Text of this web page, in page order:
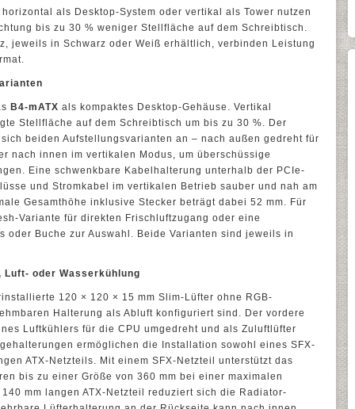
als Desktop-System oder vertikal als Tower nutzen
bis zu 30 % weniger Stellfläche auf dem Schreibtisch.
jeweils in Schwarz oder Weiß erhältlich, verbinden Leistung
B4-mATX als kompaktes Desktop-Gehäuse. Vertikal
Stellfläche auf dem Schreibtisch um bis zu 30 %. Der
beiden Aufstellungsvarianten an – nach außen gedreht für
nach innen im vertikalen Modus, um überschüssige
Eine schwenkbare Kabelhalterung unterhalb der PCIe-
und Stromkabel im vertikalen Betrieb sauber und nah am
Gesamthöhe inklusive Stecker beträgt dabei 52 mm. Für
Variante für direkten Frischluftzugang oder eine
oder Buche zur Auswahl. Beide Varianten sind jeweils in
Luft- oder Wasserkühlung
120 × 120 × 15 mm Slim-Lüfter ohne RGB-
Halterung als Abluft konfiguriert sind. Der vordere
Luftkühlers für die CPU umgedreht und als Zuluftlüfter
ermöglichen die Installation sowohl eines SFX-
ATX-Netzteils. Mit einem SFX-Netzteil unterstützt das
bis zu einer Größe von 360 mm bei einer maximalen
mm langen ATX-Netzteil reduziert sich die Radiator-